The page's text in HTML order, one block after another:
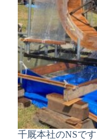
千厩本社のNSで